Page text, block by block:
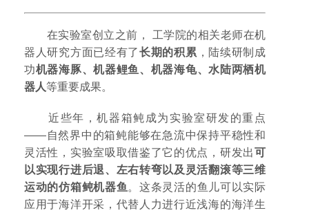
在实验室创立之前， 工学院的相关老师在机
器人研究方面已经有了长期的积累 ，陆续研制成
功机器海豚、机器鲤鱼、机器海龟、水陆两栖机
器人等重要成果。
近些年，机器箱鲀成为实验室研发的重点
——自然界中的箱鲀能够在急流中保持平稳性和
灵活性，实验室吸取借鉴了它的优点，研发出可
以实现行进后退、左右转弯以及灵活翻滚等三维
运动的仿箱鲀机器鱼 。这条灵活的鱼儿可以实际
应用于海洋开采，代替人力进行近浅海的海洋生